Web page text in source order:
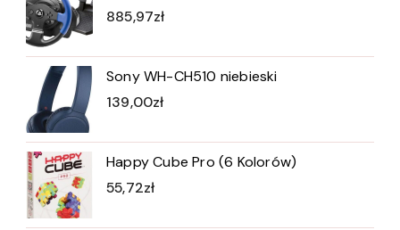
885,97zł
Sony WH-CH510 niebieski
139,00zł
Happy Cube Pro (6 Kolorów)
55,72zł